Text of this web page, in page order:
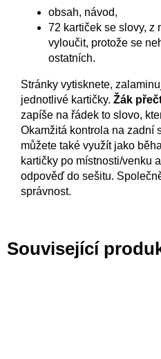
obsah, návod,
72 kartiček se slovy, z
vyloučit, protože se
ostatních.
Stránky vytisknete,
jednotlivé kartičky. Žák
zapíše na řádek to slovo,
Okamžitá kontrola na zadní
můžete také využít jako
kartičky po místnosti/venku
odpověď do sešitu.
správnost.
Související